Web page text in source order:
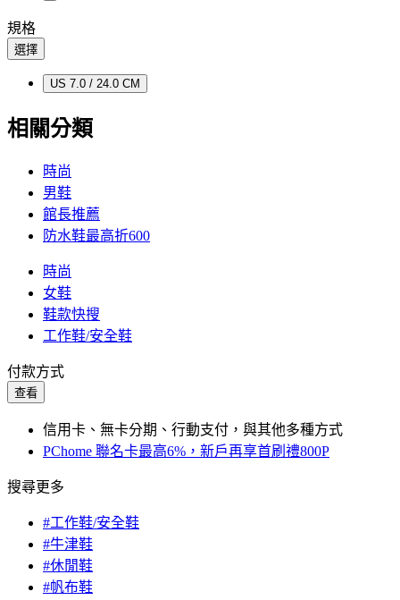
規格
選擇
US 7.0 / 24.0 CM
相關分類
時尚
男鞋
館長推薦
防水鞋最高折600
時尚
女鞋
鞋款快搜
工作鞋/安全鞋
付款方式
查看
信用卡、無卡分期、行動支付，與其他多種方式
PChome 聯名卡最高6%，新戶再享首刷禮800P
搜尋更多
#工作鞋/安全鞋
#牛津鞋
#休閒鞋
#帆布鞋